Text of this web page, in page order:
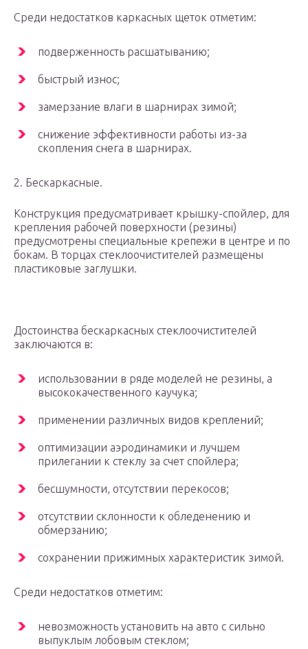
Среди недостатков каркасных щеток отметим:
подверженность расшатыванию;
быстрый износ;
замерзание влаги в шарнирах зимой;
снижение эффективности работы из-за
скопления снега в шарнирах.
2. Бескаркасные.
Конструкция предусматривает крышку-спойлер, для
крепления рабочей поверхности (резины)
предусмотрены специальные крепежи в центре и по
бокам. В торцах стеклоочистителей размещены
пластиковые заглушки.
Достоинства бескаркасных стеклоочистителей
заключаются в:
использовании в ряде моделей не резины, а
высококачественного каучука;
применении различных видов креплений;
оптимизации аэродинамики и лучшем
прилегании к стеклу за счет спойлера;
бесшумности, отсутствии перекосов;
отсутствии склонности к обледенению и
обмерзанию;
сохранении прижимных характеристик зимой.
Среди недостатков отметим:
невозможность установить на авто с сильно
выпуклым лобовым стеклом;